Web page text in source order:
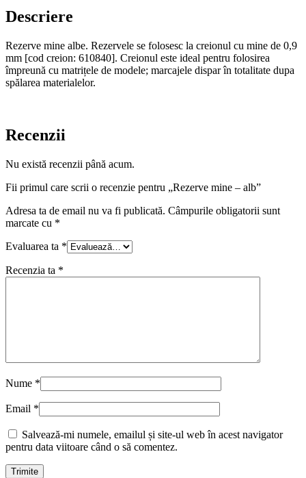
Descriere
Rezerve mine albe. Rezervele se folosesc la creionul cu mine de 0,9
mm [cod creion: 610840]. Creionul este ideal pentru folosirea
împreună cu matrițele de modele; marcajele dispar în totalitate dupa
spălarea materialelor.
Recenzii
Nu există recenzii până acum.
Fii primul care scrii o recenzie pentru „Rezerve mine – alb”
Adresa ta de email nu va fi publicată. Câmpurile obligatorii sunt
marcate cu *
Evaluarea ta *
Recenzia ta *
Nume *
Email *
Salvează-mi numele, emailul și site-ul web în acest navigator
pentru data viitoare când o să comentez.